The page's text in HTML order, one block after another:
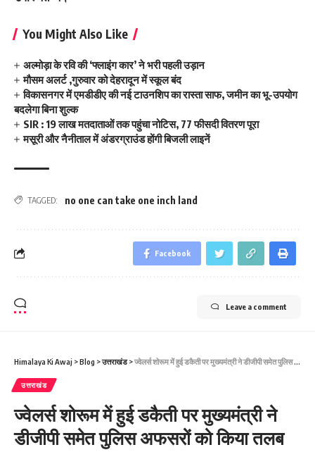
You Might Also Like
अल्मोड़ा के रवि की ‘फ्लाइंग कार’ ने भरी पहली उड़ान
मौसम अलर्ट ,गुरुवार को देहरादून में स्कूल बंद
विकासनगर में एमडीडीए की नई टाउनशिप का रास्ता साफ, जमीन का भू-उपयोग
बदलेगा बिना शुल्क
SIR : 19 लाख मतदाताओं तक पहुंचा नोटिस, 77 फीसदी वितरण पूरा
मसूरी और नैनीताल में अंडरग्राउंड होंगी बिजली लाइनें
TAGGED: no one can take one inch land
Facebook
Leave a comment
Himalaya Ki Awaj >Blog >उत्तराखंड>ज्‍वेलर्स शोरूम में हुई डकैती पर मुख्‍यमंत्री ने डीजीपी समेत पुलिस अफसरों को किया तलब
उत्तराखंड
ज्‍वेलर्स शोरूम में हुई डकैती पर मुख्‍यमंत्री ने
डीजीपी समेत पुलिस अफसरों को किया तलब